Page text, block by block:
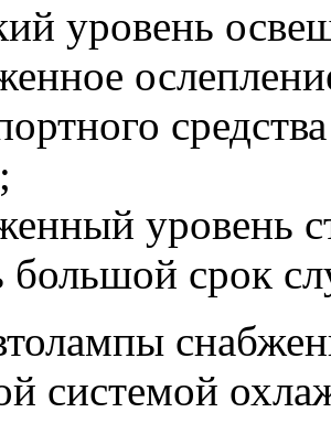
уровень
уровень
большой срок
системой